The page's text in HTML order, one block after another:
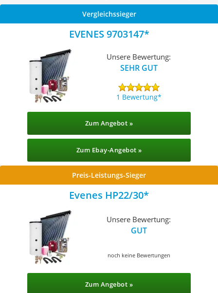
Vergleichssieger
EVENES 9703147
Unsere Bewertung:
SEHR GUT
1 Bewertung
Zum Angebot »
Zum Ebay-Angebot »
Preis-Leistungs-Sieger
Evenes HP22/30
Unsere Bewertung:
GUT
noch keine Bewertungen
Zum Angebot »